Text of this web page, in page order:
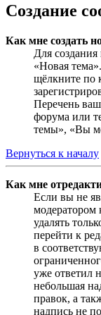
Создание
Как мне создать
Для
«Новая
щёлкните по
Перечень
форума или
темы», «Вы
Вернуться к началу
Как мне
Если вы не
модератором
удалять
перейти к
в
уже ответил
небольшая
правок, а
надпись не